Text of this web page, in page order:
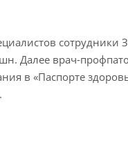
сотрудники
Далее врач-
в «Паспорте